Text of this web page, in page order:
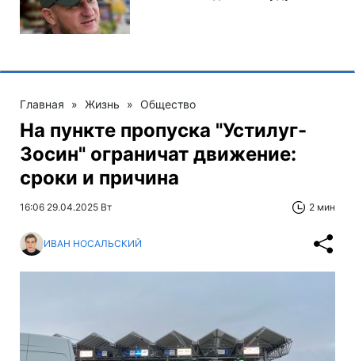
Главная » Жизнь » Общество
На пункте пропуска "Устилуг-
Зосин" ограничат движение:
сроки и причина
16:06 29.04.2025 Вт 2 мин
ИВАН НОСАЛЬСКИЙ